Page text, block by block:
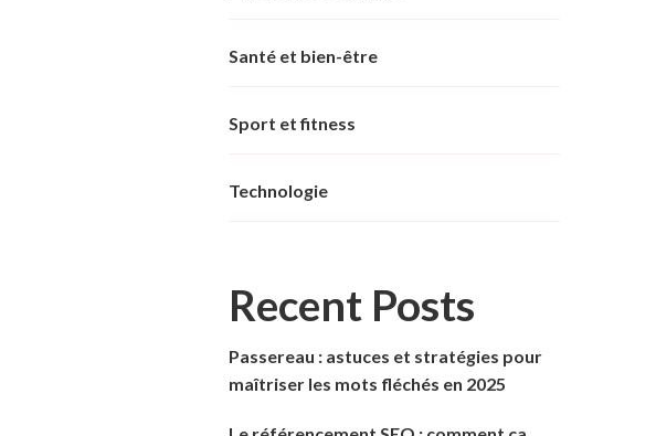
Santé et bien-être
Sport et fitness
Technologie
Recent Posts
Passereau : astuces et stratégies pour
maîtriser les mots fléchés en 2025